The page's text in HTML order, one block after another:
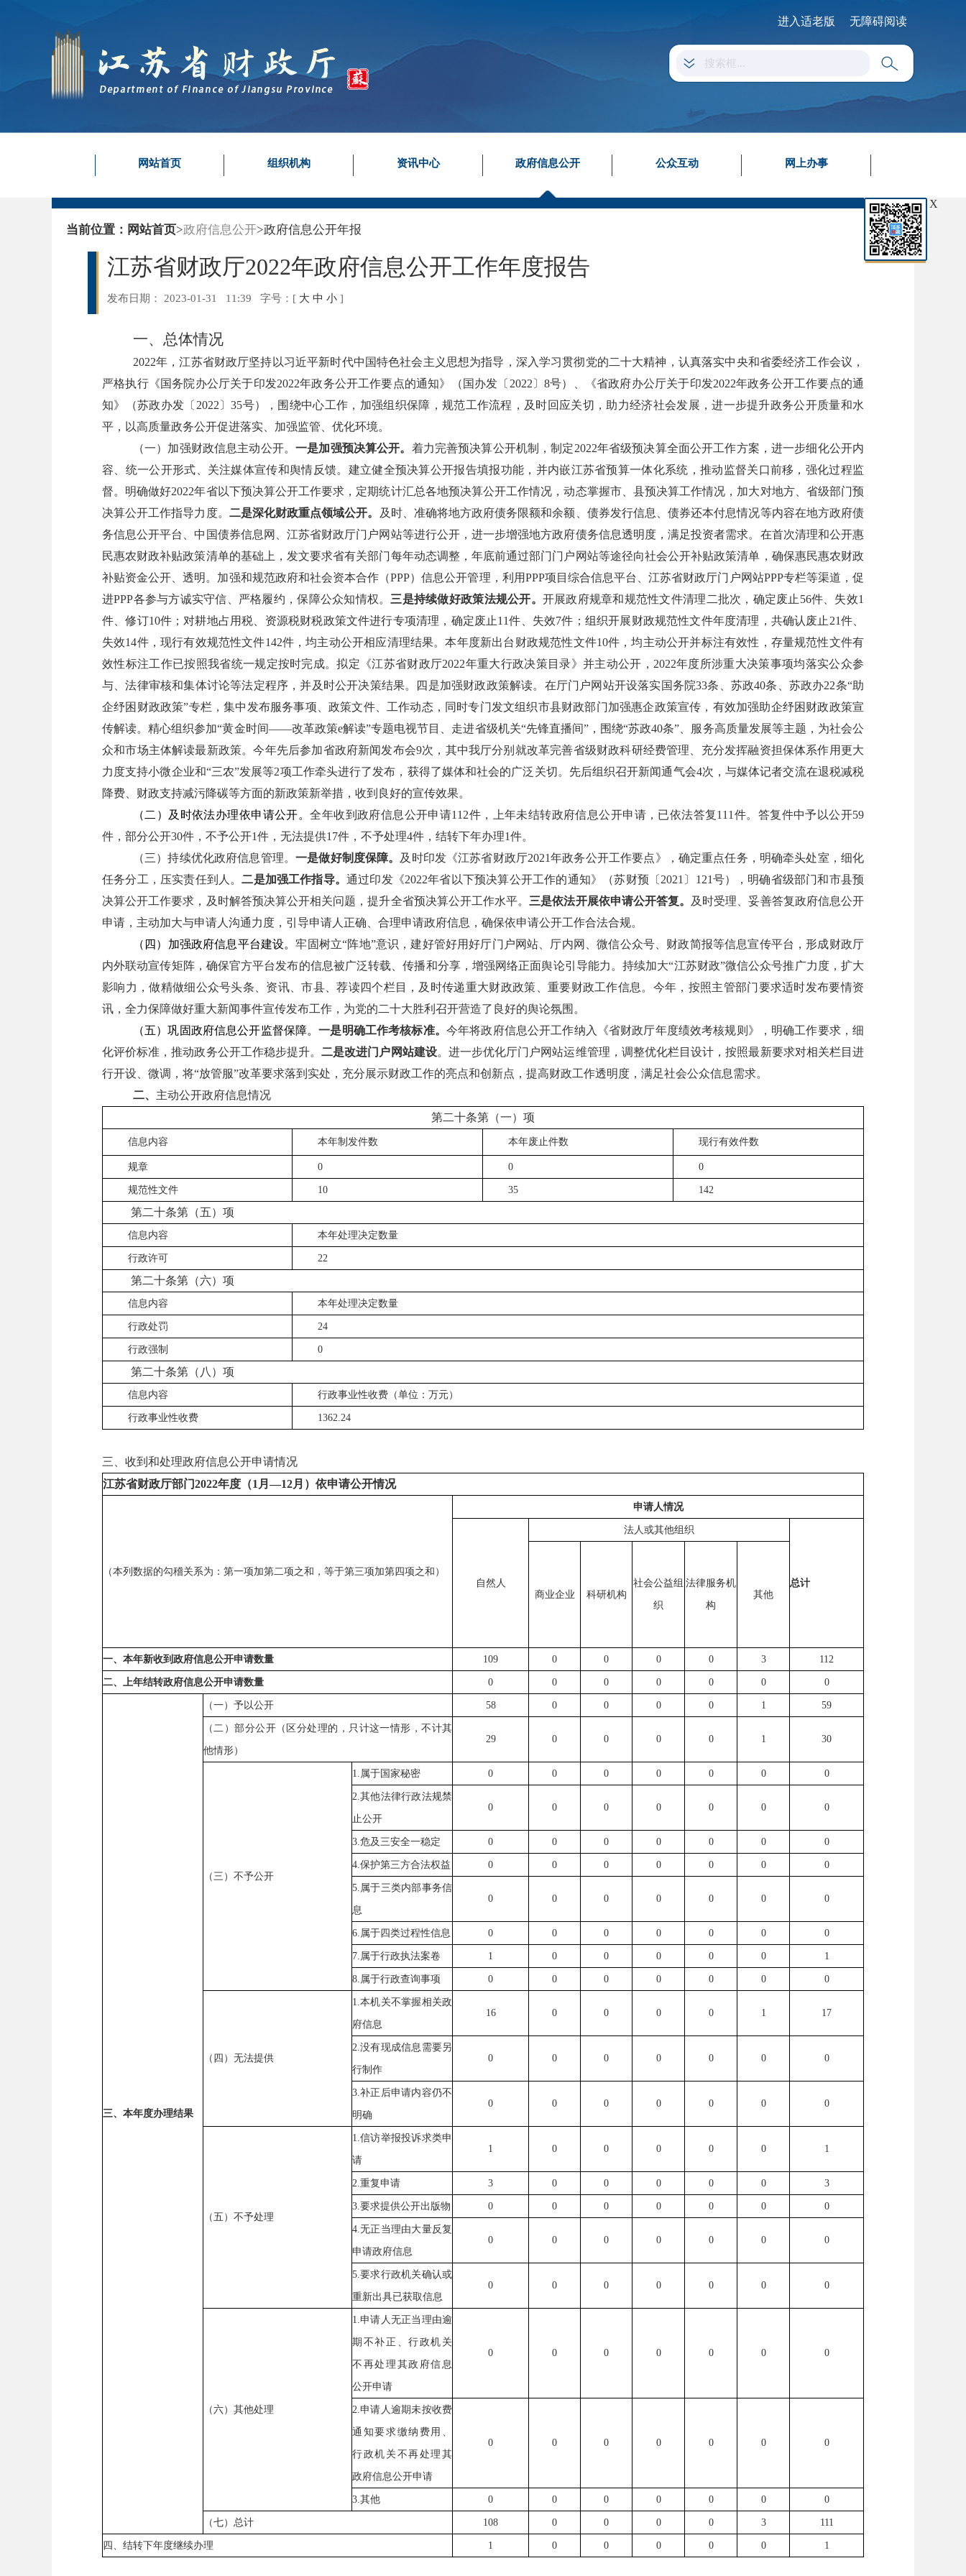
进入适老版 无障碍阅读
网站首页 组织机构 资讯中心 政府信息公开 公众互动 网上办事
X
当前位置： 网站首页>政府信息公开>政府信息公开年报
江苏省财政厅2022年政府信息公开工作年度报告
发布日期： 2023-01-31 11:39 字号： [ 大 中 小 ]
一、总体情况
2022年，江苏省财政厅坚持以习近平新时代中国特色社会主义思想为指导，深入学习贯彻党的二十大精神，认真落实中央和省委经济工作会议，
严格执行《国务院办公厅关于印发2022年政务公开工作要点的通知》（国办发〔 2022 〕 8号）、《省政府办公厅关于印发2022年政务公开工作要点的通
知》（苏政办发〔 2022 〕35号） ，围绕中心工作，加强组织保障，规范工作流程，及时回应关切，助力经济社会发展，进一步提升政务公开质量和水
平，以高质量政务公开促进落实、加强监管、优化环境。
（一）加强财政信息主动公开。一是加强预决算公开。 着力完善预决算公开机制，制定2022年省级预决算全面公开工作方案，进一步细化公开内
容、统一公开形式、关注媒体宣传和舆情反馈。建立健全预决算公开报告填报功能，并内嵌江苏省预算一体化系统，推动监督关口前移，强化过程监
督。明确做好2022年省以下预决算公开工作要求，定期统计汇总各地预决算公开工作情况，动态掌握市、县预决算工作情况，加大对地方、省级部门预
决算公开工作指导力度。 二是深化财政重点领域公开。
及时、准确将地方政府债务限额和余额、债券发行信息、债券还本付息情况等内容在地方政府债
务信息公开平台、中国债券信息网、江苏省财政厅门户网站等进行公开，进一步增强地方政府债务信息透明度，满足投资者需求。在首次清理和公开惠
民惠农财政补贴政策清单的基础上，发文要求省有关部门每年动态调整，年底前通过部门门户网站等途径向社会公开补贴政策清单，确保惠民惠农财政
补贴资金公开、透明。加强和规范政府和社会资本合作（PPP）信息公开管理，利用PPP项目综合信息平台、江苏省财政厅门户网站PPP专栏等渠道，促
进PPP各参与方诚实守信、严格履约，保障公众知情权。 三是持续做好政策法规公开。 开展政府规章和规范性文件清理二批次，确定废止 56件、失效1
件、修订10件；对耕地占用税、资源税财税政策文件进行专项清理，确定废止11件、失效7件；组织开展财政规范性文件年度清理，共确认废止 21件、
失效14件，现行有效规范性文件142件，均主动公开相应清理结果。本年度新出台财政规范性文件10件，均主动公开并标注有效性，存量规范性文件有
效性标注工作已按照我省统一规定按时完成。拟定《江苏省财政厅2022年重大行政决策目录》并主动公开， 2022年度所涉重大决策事项均落实公众参
与、法律审核和集体讨论等法定程序，并及时公开决策结果。
四是加强财政政策解读。 在厅门户网站开设落实国务院33条、苏政40条、苏政办22条“助
企纾困财政政策”专栏，集中发布服务事项、政策文件、工作动态，同时专门发文组织市县财政部门加强惠企政策宣传，有效加强助企纾困财政政策宣
传解读。精心组织参加“黄金时间——改革政策e解读”专题电视节目、走进省级机关“先锋直播间”，围绕“苏政40条” 、服务高质量发展等主题，为社会公
众和市场主体解读最新政策。今年先后参加省政府新闻发布会9次，其中我厅分别就改革完善省级财政科研经费管理、充分发挥融资担保体系作用更大
力度支持小微企业和“三农”发展等2项工作牵头进行了发布，获得了媒体和社会的广泛关切。先后组织召开新闻通气会4次，与媒体记者交流在退税减税
降费、财政支持减污降碳等方面的新政策新举措，收到良好的宣传效果。
（二）及时依法办理依申请公开。全年收到政府信息公开申请112件，上年未结转政府信息公开申请，已依法答复111 件。答复件中予以公开59
件，部分公开30件，不予公开1件，无法提供17件，不予处理4件，结转下年办理1件。
（三）持续优化政府信息管理。一是做好制度保障。 及时印发《江苏省财政厅2021年政务公开工作要点》，确定重点任务，明确牵头处室，细化
任务分工，压实责任到人。二是加强工作指导。通过印发《2022年省以下预决算公开工作的通知》（苏财预〔 2021 〕 121号），明确省级部门和市县预
决算公开工作要求，及时解答预决算公开相关问题，提升全省预决算公开工作水平。 三是依法开展依申请公开答复。
及时受理、妥善答复政府信息公开
申请，主动加大与申请人沟通力度，引导申请人正确、合理申请政府信息，确保依申请公开工作合法合规。
（四）加强政府信息平台建设。牢固树立“阵地”意识，建好管好用好厅门户网站、厅内网、微信公众号、财政简报等信息宣传平台，形成财政厅
内外联动宣传矩阵，确保官方平台发布的信息被广泛转载、传播和分享，增强网络正面舆论引导能力。持续加大“江苏财政”微信公众号推广力度，扩大
影响力，做精做细公众号头条、资讯、市县、荐读四个栏目，及时传递重大财政政策、重要财政工作信息。今年，按照主管部门要求适时发布要情资
讯，全力保障做好重大新闻事件宣传发布工作，为党的二十大胜利召开营造了良好的舆论氛围。
（五）巩固政府信息公开监督保障。一是明确工作考核标准。 今年将政府信息公开工作纳入《省财政厅年度绩效考核规则》，明确工作要求，细
化评价标准，推动政务公开工作稳步提升。二是改进门户网站建设。进一步优化厅门户网站运维管理，调整优化栏目设计，按照最新要求对相关栏目进
行开设、微调，将“放管服”改革要求落到实处，充分展示财政工作的亮点和创新点，提高财政工作透明度，满足社会公众信息需求。
二、 主动公开政府信息情况
第二十条第（一）项
信息内容 本年制发件数 本年废止件数 现行有效件数
规章 0 0 0
规范性文件 10 35 142
第二十条第（五）项
信息内容 本年处理决定数量
行政许可 22
第二十条第（六）项
信息内容 本年处理决定数量
行政处罚 24
行政强制 0
第二十条第（八）项
信息内容 行政事业性收费（单位：万元）
行政事业性收费 1362.24
三、收到和处理政府信息公开申请情况
江苏省财政厅部门2022年度（1 月 —12月）依申请公开情况
（本列数据的勾稽关系为：第一项加第二项之和，等于第三项加第四项之和）
申请人情况
自然人
法人或其他组织
总计
商业企业
科研机构
社会公益组
织
法律服务机
构
其他
一、本年新收到政府信息公开申请数量 109 0 0 0 0 3 112
二、上年结转政府信息公开申请数量 0 0 0 0 0 0 0
三、本年度办理结果
（一）予以公开 58 0 0 0 0 1 59
（二）部分公开 （区分处理的，只计这一情形，不计其
他情形）
29 0 0 0 0 1 30
（三）不予公开
1. 属于国家秘密 0 0 0 0 0 0 0
2.其他法律行政法规禁
止公开
0 0 0 0 0 0 0
3.危及三安全一稳定 0 0 0 0 0 0 0
4.保护第三方合法权益 0 0 0 0 0 0 0
5. 属于三类内部事务信
息
0 0 0 0 0 0 0
6. 属于四类过程性信息 0 0 0 0 0 0 0
7. 属于行政执法案卷 1 0 0 0 0 0 1
8. 属于行政查询事项 0 0 0 0 0 0 0
（四）无法提供
1.本机关不掌握相关政
府信息
16 0 0 0 0 1 17
2.没有现成信息需要另
行制作
0 0 0 0 0 0 0
3.补正后申请内容仍不
明确
0 0 0 0 0 0 0
（五）不予处理
1.信访举报投诉求类申
请
1 0 0 0 0 0 1
2.重复申请 3 0 0 0 0 0 3
3.要求提供公开出版物 0 0 0 0 0 0 0
4.无正当理由大量反复
申请政府信息
0 0 0 0 0 0 0
5.要求行政机关确认或
重新出具已获取信息
0 0 0 0 0 0 0
（六）其他处理
1.申请人无正当理由逾
期不补正、行政机关
不再处理其政府信息
公开申请
0 0 0 0 0 0 0
2.申请人逾期未按收费
通知要求缴纳费用、
行政机关不再处理其
政府信息公开申请
0 0 0 0 0 0 0
3.其他 0 0 0 0 0 0 0
（七）总计 108 0 0 0 0 3 111
四、结转下年度继续办理 1 0 0 0 0 0 1